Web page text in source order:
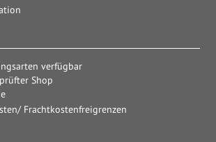
verfügbar
Shop
Frachtkostenfreigrenzen